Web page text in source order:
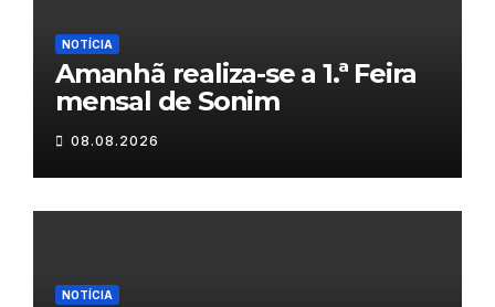
NOTÍCIA
Amanhã realiza-se a 1.ª Feira
mensal de Sonim
08.08.2026
NOTÍCIA